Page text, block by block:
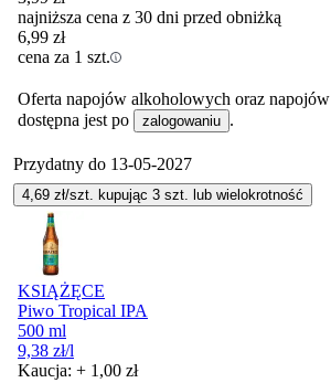
najniższa cena z 30 dni przed obniżką
6,99 zł
cena za 1 szt.
Oferta napojów alkoholowych oraz
dostępna jest po
zalogowaniu .
Przydatny do 13-05-2027
4,69 zł/szt. kupując 3 szt. lub wielokrotność
KSIĄŻĘCE
Piwo Tropical IPA
500 ml
9,38 zł/l
Kaucja: + 1,00 zł